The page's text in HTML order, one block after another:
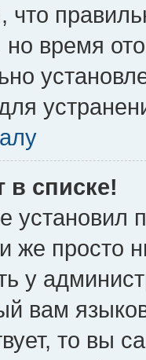
но время
в списке!
установил
же просто
у
вам
то вы